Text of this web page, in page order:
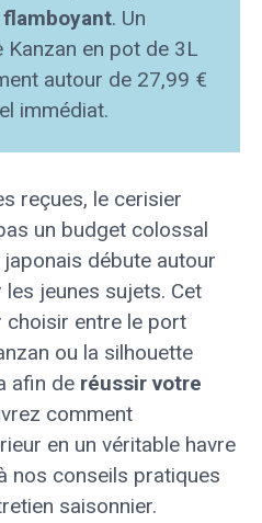
. Un
en pot de 3L
autour de 27,99 €
immédiat.
reçues, le cerisier
un budget colossal
débute autour
jeunes sujets. Cet
choisir entre le port
ou la silhouette
afin de réussir votre
comment
en un véritable havre
nos conseils pratiques
saisonnier.